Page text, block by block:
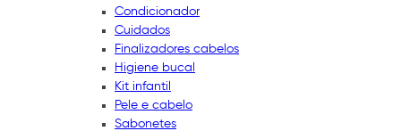
Condicionador
Cuidados
Finalizadores cabelos
Higiene bucal
Kit infantil
Pele e cabelo
Sabonetes